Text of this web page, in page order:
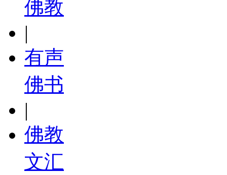
佛教
|
有声
佛书
|
佛教
文汇